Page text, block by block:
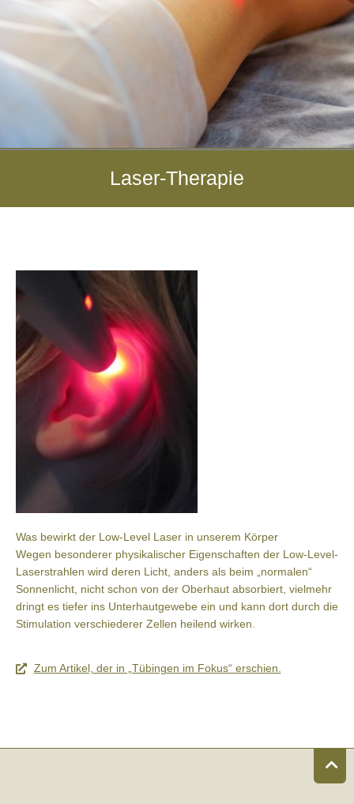
Laser-Therapie
Was bewirkt der Low-Level Laser in unserem Körper
Wegen besonderer physikalischer Eigenschaften der Low-Level-
Laserstrahlen wird deren Licht, anders als beim „normalen“
Sonnenlicht, nicht schon von der Oberhaut absorbiert, vielmehr
dringt es tiefer ins Unterhautgewebe ein und kann dort durch die
Stimulation verschiederer Zellen heilend wirken.
Zum Artikel, der in „Tübingen im Fokus“ erschien.